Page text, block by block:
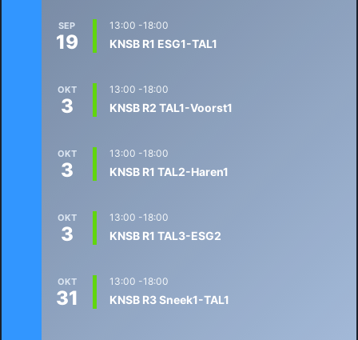
SEP
19
13:00 -18:00
KNSB R1 ESG1-TAL1
OKT
3
13:00 -18:00
KNSB R2 TAL1-Voorst1
OKT
3
13:00 -18:00
KNSB R1 TAL2-Haren1
OKT
3
13:00 -18:00
KNSB R1 TAL3-ESG2
OKT
31
13:00 -18:00
KNSB R3 Sneek1-TAL1